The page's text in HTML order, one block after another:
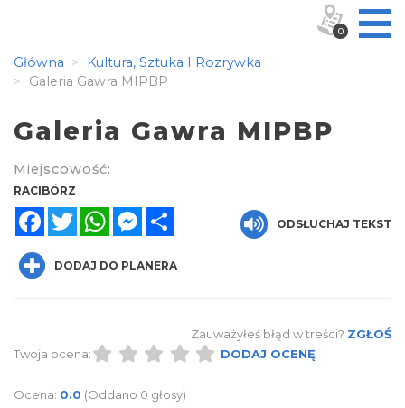
Główna
Kultura, Sztuka I Rozrywka
Galeria Gawra MIPBP
Galeria Gawra MIPBP
Miejscowość:
RACIBÓRZ
FacebookTwitterWhatsAppMessenger
ODSŁUCHAJ TEKST
DODAJ DO PLANERA
Zauważyłeś błąd w treści? ZGŁOŚ
Twoja ocena:
DODAJ OCENĘ
Ocena: 0.0 (Oddano 0 głosy)
0